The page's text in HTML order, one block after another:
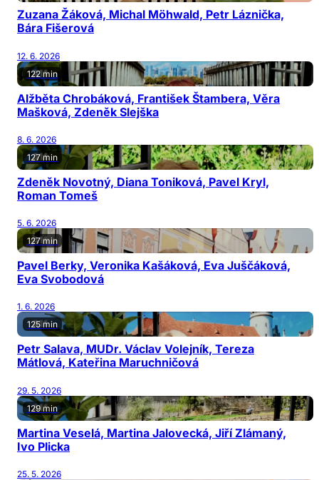
Zuzana Žáková, Michal Möhwald, Petr Láznička,
Bára Fišerová
12. 6. 2026
122 min
Alžběta Chrobáková, František Štambera, Věra
Mašková, Zdeněk Slejška
8. 6. 2026
127 min
Zdeněk Novotný, Diana Toniková, Pavel Kryl,
Roman Tomeš
5. 6. 2026
127 min
Pavel Berky, Veronika Kašáková, Eva Juščáková,
Eva Svobodová
1. 6. 2026
125 min
Petr Salava, MUDr. Václav Volejník, Tereza
Mátlová, Kateřina Maruchničová
29. 5. 2026
129 min
Martina Veselá, Martina Jalovecká, Jiří Zlámaný,
Ivo Plicka
25. 5. 2026